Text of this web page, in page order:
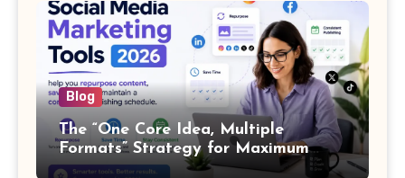
Blog
The “One Core Idea, Multiple
Formats” Strategy for Maximum
Content Output